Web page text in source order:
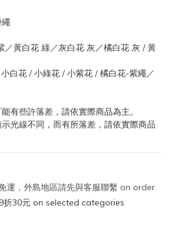
黃白花 綠／灰白花 灰／橘白花 灰 / 黃
白花 / 小綠花 / 小紫花 / 橘白花-紫繩／
有些許落差，請依實際商品為主。
光線不同，而有所落差，請依實際商品
運，外島地區請先與客服聯繫 on order
折30元 on selected categories